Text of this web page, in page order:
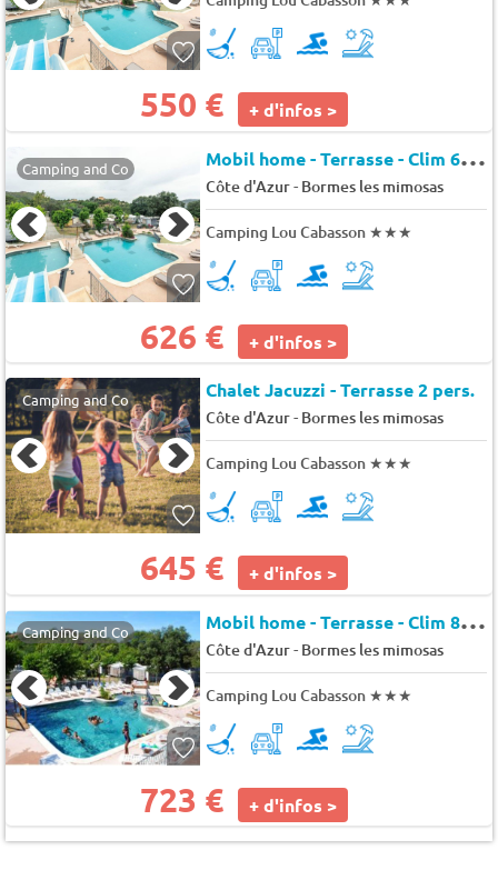
550 € + d'infos >
Camping and Co M
obil home - Terrasse - Clim 6 pers.
Côte d'Azur- Bormes les mimosas
Camping Lou Cabasson ★★★
626 € + d'infos >
Camping and Co Chalet Jacuzzi - Terrasse 2 pers.
Côte d'Azur- Bormes les mimosas
Camping Lou Cabasson ★★★
645 € + d'infos >
Camping and Co M
obil home - Terrasse - Clim 8 pers.
Côte d'Azur- Bormes les mimosas
Camping Lou Cabasson ★★★
723 € + d'infos >